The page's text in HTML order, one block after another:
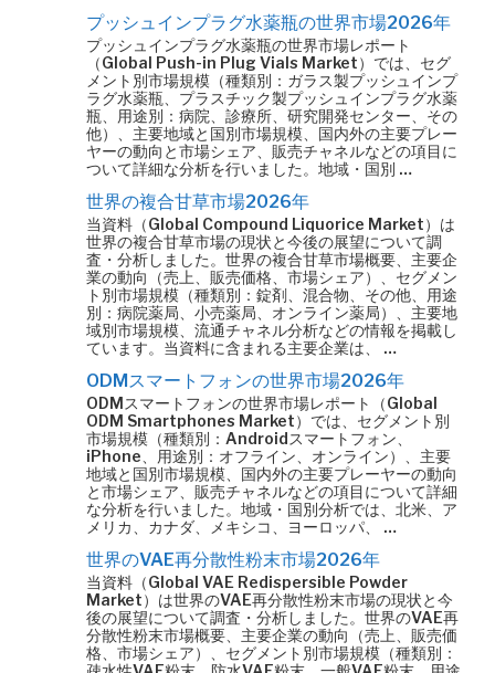
プッシュインプラグ水薬瓶の世界市場2026年
プッシュインプラグ水薬瓶の世界市場レポート
（Global Push-in Plug Vials Market）では、セグ
メント別市場規模（種類別：ガラス製プッシュインプ
ラグ水薬瓶、プラスチック製プッシュインプラグ水薬
瓶、用途別：病院、診療所、研究開発センター、その
他）、主要地域と国別市場規模、国内外の主要プレー
ヤーの動向と市場シェア、販売チャネルなどの項目に
ついて詳細な分析を行いました。地域・国別 …
世界の複合甘草市場2026年
当資料（Global Compound Liquorice Market）は
世界の複合甘草市場の現状と今後の展望について調
査・分析しました。世界の複合甘草市場概要、主要企
業の動向（売上、販売価格、市場シェア）、セグメン
ト別市場規模（種類別：錠剤、混合物、その他、用途
別：病院薬局、小売薬局、オンライン薬局）、主要地
域別市場規模、流通チャネル分析などの情報を掲載し
ています。当資料に含まれる主要企業は、 …
ODMスマートフォンの世界市場2026年
ODMスマートフォンの世界市場レポート（Global
ODM Smartphones Market）では、セグメント別
市場規模（種類別：Androidスマートフォン、
iPhone、用途別：オフライン、オンライン）、主要
地域と国別市場規模、国内外の主要プレーヤーの動向
と市場シェア、販売チャネルなどの項目について詳細
な分析を行いました。地域・国別分析では、北米、ア
メリカ、カナダ、メキシコ、ヨーロッパ、 …
世界のVAE再分散性粉末市場2026年
当資料（Global VAE Redispersible Powder
Market）は世界のVAE再分散性粉末市場の現状と今
後の展望について調査・分析しました。世界のVAE再
分散性粉末市場概要、主要企業の動向（売上、販売価
格、市場シェア）、セグメント別市場規模（種類別：